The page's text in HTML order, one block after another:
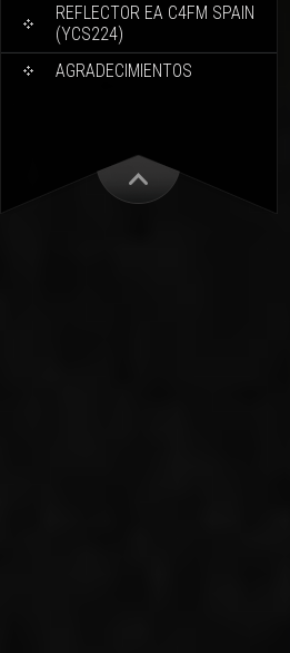
REFLECTOR EA C4FM SPAIN
(YCS224)
AGRADECIMIENTOS